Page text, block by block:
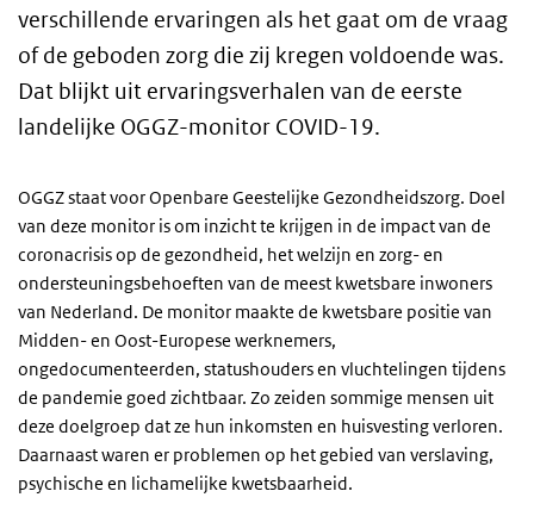
verschillende ervaringen als het gaat om de vraag
of de geboden zorg die zij kregen voldoende was.
Dat blijkt uit ervaringsverhalen van de eerste
landelijke OGGZ-monitor COVID-19.
OGGZ staat voor Openbare Geestelijke Gezondheidszorg. Doel
van deze monitor is om inzicht te krijgen in de impact van de
coronacrisis op de gezondheid, het welzijn en zorg- en
ondersteuningsbehoeften van de meest kwetsbare inwoners
van Nederland. De monitor maakte de kwetsbare positie van
Midden- en Oost-Europese werknemers,
ongedocumenteerden, statushouders en vluchtelingen tijdens
de pandemie goed zichtbaar. Zo zeiden sommige mensen uit
deze doelgroep dat ze hun inkomsten en huisvesting verloren.
Daarnaast waren er problemen op het gebied van verslaving,
psychische en lichamelijke kwetsbaarheid.